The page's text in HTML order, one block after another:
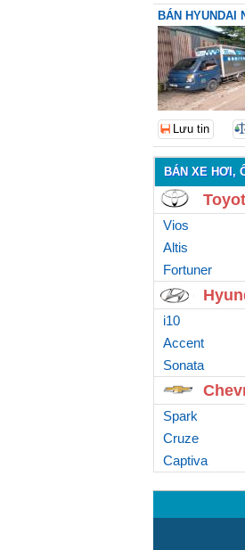
BÁN HYUNDAI
Lưu tin
BÁN XE HƠI,
Vios
Altis
Fortuner
i10
Accent
Sonata
Spark
Cruze
Captiva